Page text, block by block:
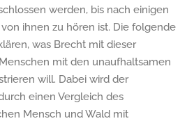
werden, bis nach einigen
ihnen zu hören ist. Die folgende
was Brecht mit dieser
mit den unaufhaltsamen
will. Dabei wird der
einen Vergleich des
Mensch und Wald mit